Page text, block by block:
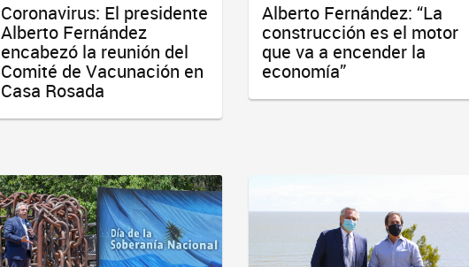
Coronavirus: El presidente
Alberto Fernández
encabezó la reunión del
Comité de Vacunación en
Casa Rosada
Alberto Fernández: “La
construcción es el motor
que va a encender la
economía”